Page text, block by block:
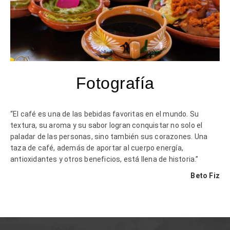
Fotografía
“El café es una de las bebidas favoritas en el mundo. Su
textura, su aroma y su sabor logran conquistar no solo el
paladar de las personas, sino también sus corazones. Una
taza de café, además de aportar al cuerpo energía,
antioxidantes y otros beneficios, está llena de historia.”
Beto Fiz